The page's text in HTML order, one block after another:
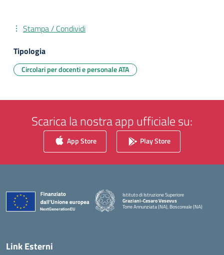
Stampa / Condividi
Tipologia
Circolari per docenti e personale ATA
Scarica la nostra app ufficiale su:
App Store Play Store
Istituto di Istruzione Superiore
Graziani-Cesaro Vesevus
Torre Annunziata (NA), Boscoreale (NA)
Link Esterni